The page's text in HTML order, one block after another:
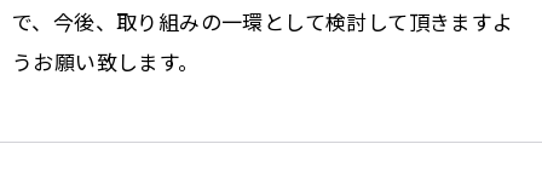
で、今後、取り組みの一環として検討して頂きますよ
うお願い致します。